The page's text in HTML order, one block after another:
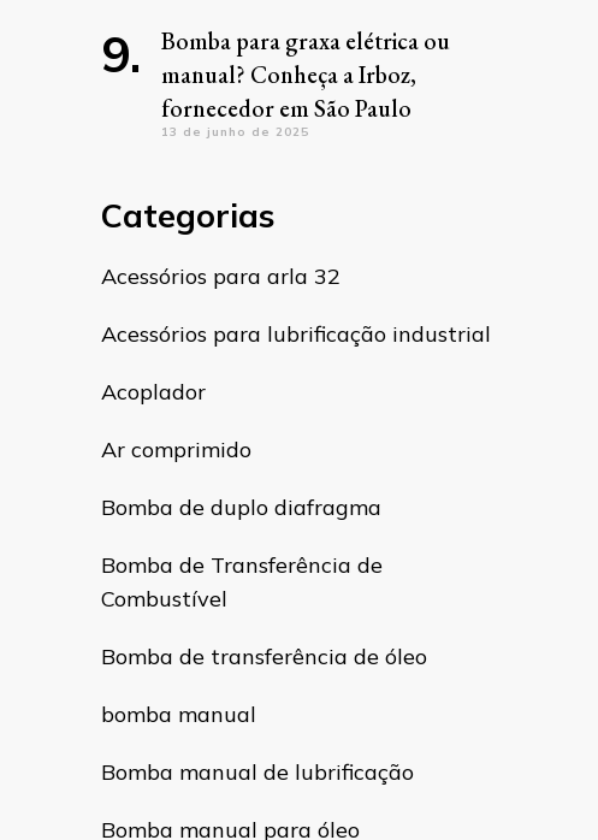
Bomba para graxa elétrica ou
manual? Conheça a Irboz,
fornecedor em São Paulo
13 de junho de 2025
Categorias
Acessórios para arla 32
Acessórios para lubrificação industrial
Acoplador
Ar comprimido
Bomba de duplo diafragma
Bomba de Transferência de
Combustível
Bomba de transferência de óleo
bomba manual
Bomba manual de lubrificação
Bomba manual para óleo